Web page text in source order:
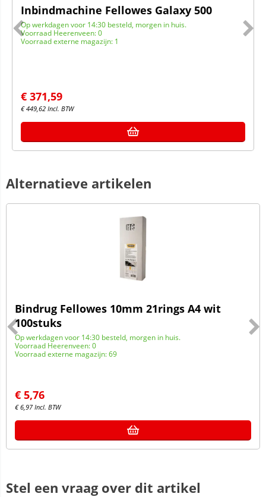
Inbindmachine Fellowes Galaxy 500
Op werkdagen voor 14:30 besteld, morgen in huis.
Voorraad Heerenveen: 0
Voorraad externe magazijn: 1
€ 371,59
€449,62 Incl. BTW
Alternatieve artikelen
Bindrug Fellowes 10mm 21rings A4 wit
100stuks
Op werkdagen voor 14:30 besteld, morgen in huis.
Voorraad Heerenveen: 0
Voorraad externe magazijn: 69
€ 5,76
€6,97 Incl. BTW
Stel een vraag over dit artikel